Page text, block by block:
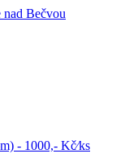
nad Bečvou
- 1000,- Kč⁄ks